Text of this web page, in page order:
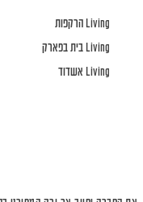
Living הרקפות
Living בית בפארק
Living אשדוד